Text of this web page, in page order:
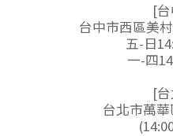
[
台中市西區美
五-日
一-四
[
台北市萬